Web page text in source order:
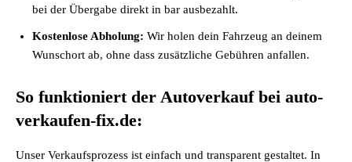
bei der Übergabe direkt in bar ausbezahlt.
Kostenlose Abholung: Wir holen dein Fahrzeug an deinem
Wunschort ab, ohne dass zusätzliche Gebühren anfallen.
So funktioniert der Autoverkauf bei auto-
verkaufen-fix.de:
Unser Verkaufsprozess ist einfach und transparent gestaltet. In